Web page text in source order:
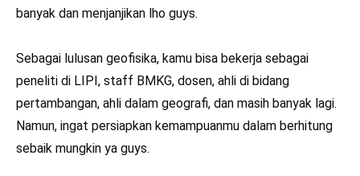
banyak dan menjanjikan lho guys.
Sebagai lulusan geofisika, kamu bisa bekerja sebagai
peneliti di LIPI, staff BMKG, dosen, ahli di bidang
pertambangan, ahli dalam geografi, dan masih banyak lagi.
Namun, ingat persiapkan kemampuanmu dalam berhitung
sebaik mungkin ya guys.